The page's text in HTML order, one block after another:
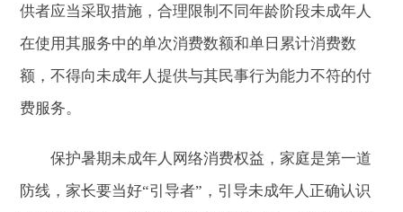
供者应当采取措施，合理限制不同年龄阶段未成年人
在使用其服务中的单次消费数额和单日累计消费数
额，不得向未成年人提供与其民事行为能力不符的付
费服务。
保护暑期未成年人网络消费权益，家庭是第一道
防线，家长要当好“引导者”，引导未成年人正确认识